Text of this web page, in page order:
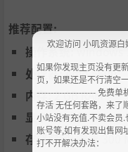
❌ 权谋失误→触发
面对逐年递增的 ​税
生存与晋升必须兼
推荐配置:
操作系统:windows
处理器:Amd 5600
内存:2 GB RAM
显卡:集成显卡
存储空间:需要 300
欢迎访问 小叽资源白
如果你发现主页没有更
页，如果还是不行清空
--------------------- 免费单
存活 无任何套路，来
小站没有充值.不卖会员
账号等,如有发现出售网
打不开解决办法：